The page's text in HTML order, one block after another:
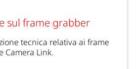
sul frame grabber
tecnica relativa ai frame
Camera Link.